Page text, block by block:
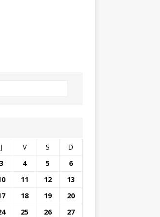
J V S D
3 4 5
6
11 12
13
18 19
20
25 26
27